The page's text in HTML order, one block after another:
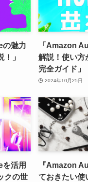
の魅力
」
「Amazon
解説！使い方
完全ガイド」
2024年10月25日
を活用
クの世
『Amazon
ておきたい使